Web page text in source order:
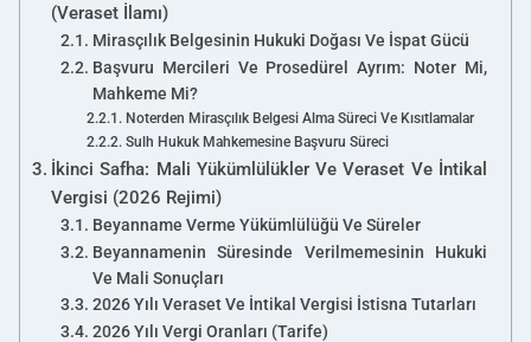
(Veraset İlamı)
Mirasçılık Belgesinin Hukuki Doğası Ve İspat Gücü
Başvuru Mercileri Ve Prosedürel Ayrım: Noter Mi,
Mahkeme Mi?
Noterden Mirasçılık Belgesi Alma Süreci Ve Kısıtlamalar
Sulh Hukuk Mahkemesine Başvuru Süreci
İkinci Safha: Mali Yükümlülükler Ve Veraset Ve İntikal
Vergisi (2026 Rejimi)
Beyanname Verme Yükümlülüğü Ve Süreler
Beyannamenin Süresinde Verilmemesinin Hukuki
Ve Mali Sonuçları
2026 Yılı Veraset Ve İntikal Vergisi İstisna Tutarları
2026 Yılı Vergi Oranları (Tarife)